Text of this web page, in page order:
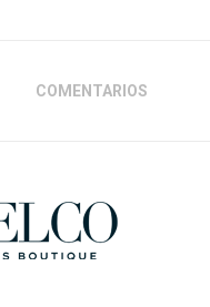
COMENTARIOS